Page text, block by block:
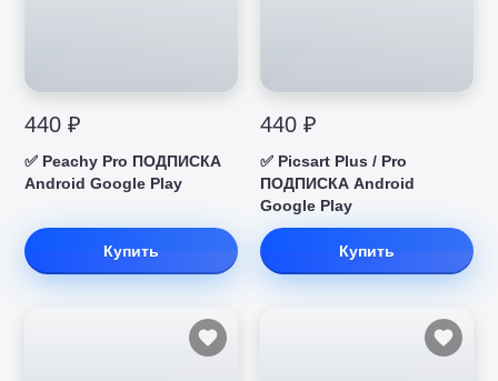
440 ₽
✅ Peachy Pro ПОДПИСКА
Android Google Play
Купить
440 ₽
✅ Picsart Plus / Pro
ПОДПИСКА Android
Google Play
Купить